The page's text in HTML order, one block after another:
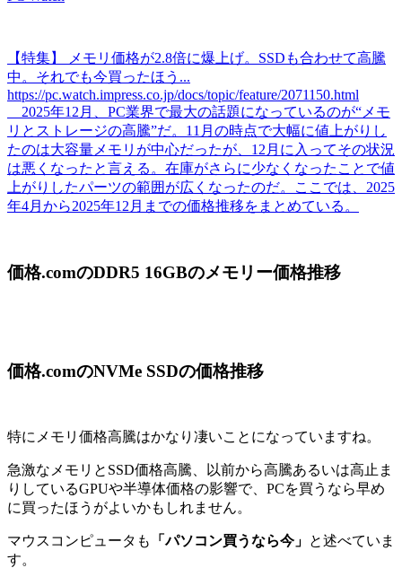
【特集】 メモリ価格が2.8倍に爆上げ。SSDも合わせて高騰
中。それでも今買ったほう...
https://pc.watch.impress.co.jp/docs/topic/feature/2071150.html
2025年12月、PC業界で最大の話題になっているのが“メモ
リとストレージの高騰”だ。11月の時点で大幅に値上がりし
たのは大容量メモリが中心だったが、12月に入ってその状況
は悪くなったと言える。在庫がさらに少なくなったことで値
上がりしたパーツの範囲が広くなったのだ。ここでは、2025
年4月から2025年12月までの価格推移をまとめている。
価格.comのDDR5 16GBのメモリー価格推移
価格.comのNVMe SSDの価格推移
特にメモリ価格高騰はかなり凄いことになっていますね。
急激なメモリとSSD価格高騰、以前から高騰あるいは高止ま
りしているGPUや半導体価格の影響で、PCを買うなら早め
に買ったほうがよいかもしれません。
マウスコンピュータも 「パソコン買うなら今」 と述べていま
す。